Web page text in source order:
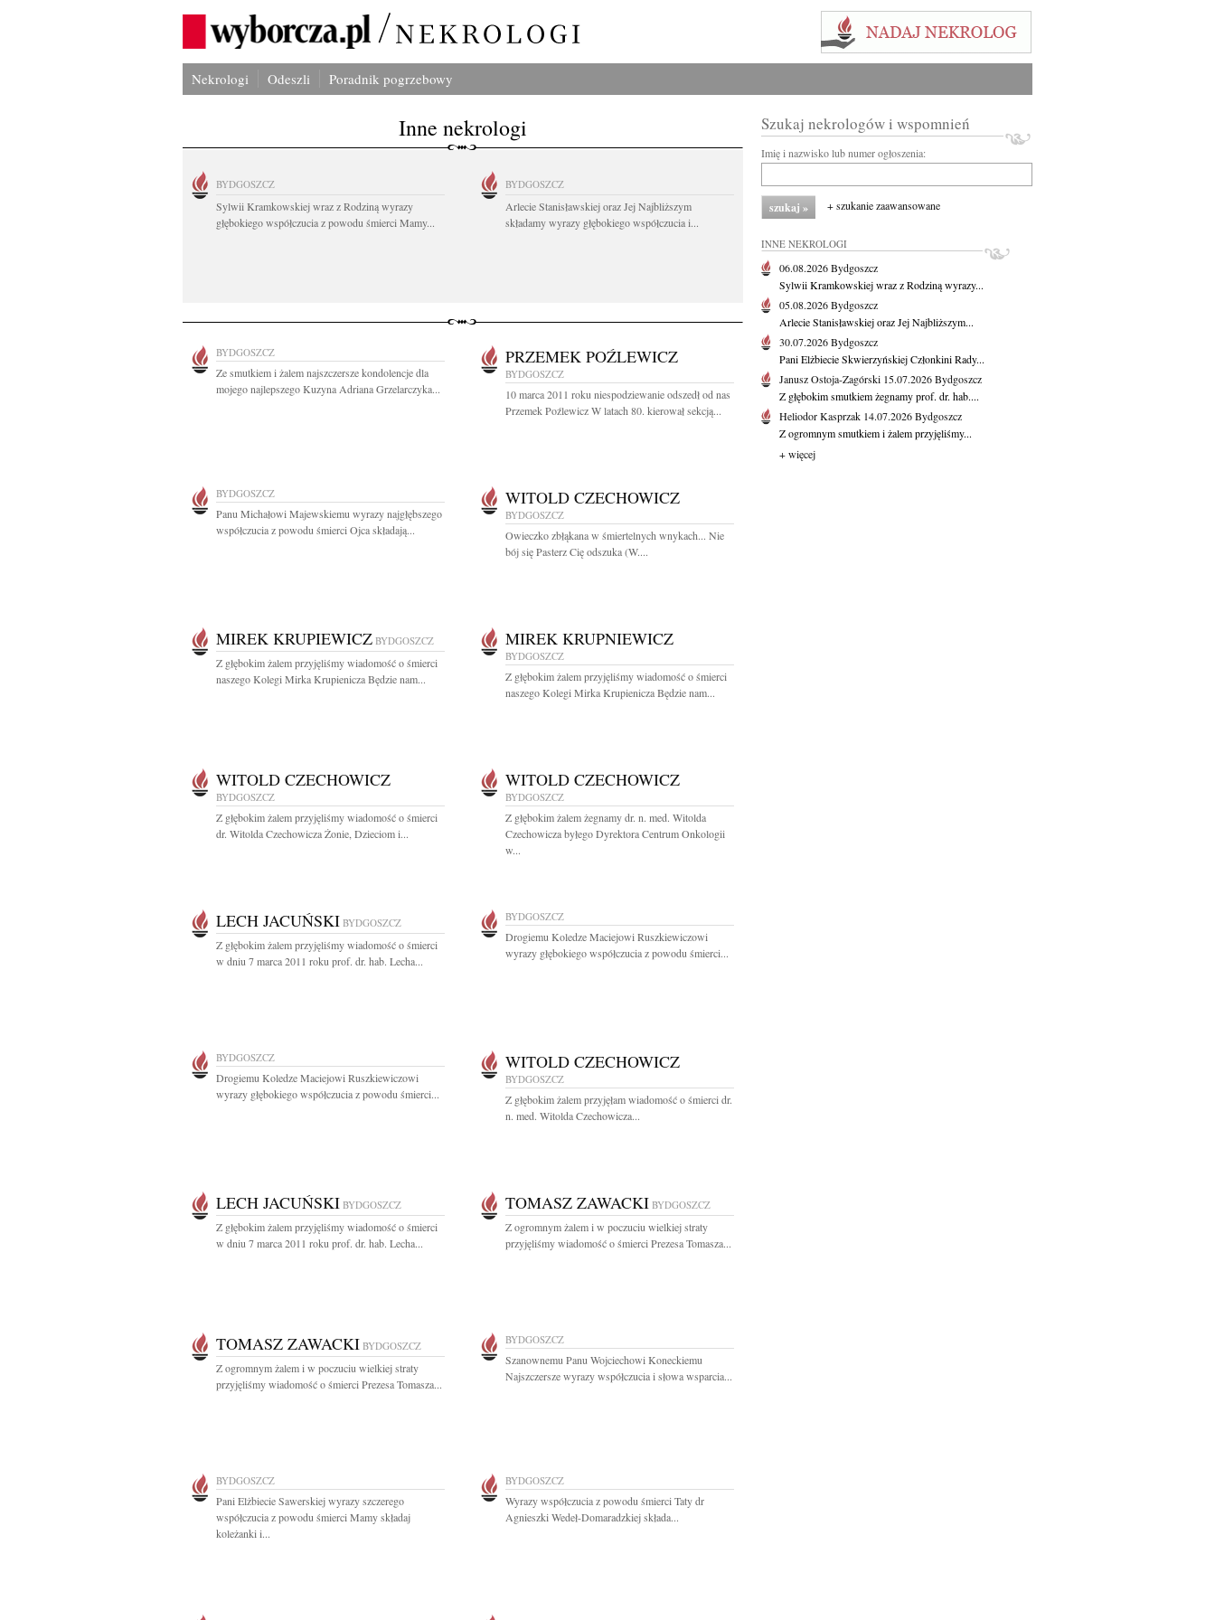
Nekrologi Odeszli Poradnik pogrzebowy
Inne nekrologi
BYDGOSZCZ
Sylwii Kramkowskiej wraz z Rodziną wyrazy
głębokiego współczucia z powodu śmierci Mamy...
BYDGOSZCZ
Arlecie Stanisławskiej oraz Jej Najbliższym
składamy wyrazy głębokiego współczucia i...
BYDGOSZCZ
Ze smutkiem i żalem najszczersze kondolencje dla
mojego najlepszego Kuzyna Adriana Grzelarczyka...
PRZEMEK POŹLEWICZ
BYDGOSZCZ
10 marca 2011 roku niespodziewanie odszedł od nas
Przemek Poźlewicz W latach 80. kierował sekcją...
BYDGOSZCZ
Panu Michałowi Majewskiemu wyrazy najgłębszego
współczucia z powodu śmierci Ojca składają...
WITOLD CZECHOWICZ
BYDGOSZCZ
Owieczko zbłąkana w śmiertelnych wnykach... Nie
bój się Pasterz Cię odszuka (W....
MIREK KRUPIEWICZ BYDGOSZCZ
Z głębokim żalem przyjęliśmy wiadomość o śmierci
naszego Kolegi Mirka Krupienicza Będzie nam...
MIREK KRUPNIEWICZ
BYDGOSZCZ
Z głębokim żalem przyjęliśmy wiadomość o śmierci
naszego Kolegi Mirka Krupienicza Będzie nam...
WITOLD CZECHOWICZ
BYDGOSZCZ
Z głębokim żalem przyjęliśmy wiadomość o śmierci
dr. Witolda Czechowicza Żonie, Dzieciom i...
WITOLD CZECHOWICZ
BYDGOSZCZ
Z głębokim żalem żegnamy dr. n. med. Witolda
Czechowicza byłego Dyrektora Centrum Onkologii
w...
LECH JACUŃSKI BYDGOSZCZ
Z głębokim żalem przyjęliśmy wiadomość o śmierci
w dniu 7 marca 2011 roku prof. dr. hab. Lecha...
BYDGOSZCZ
Drogiemu Koledze Maciejowi Ruszkiewiczowi
wyrazy głębokiego współczucia z powodu śmierci...
BYDGOSZCZ
Drogiemu Koledze Maciejowi Ruszkiewiczowi
wyrazy głębokiego współczucia z powodu śmierci...
WITOLD CZECHOWICZ
BYDGOSZCZ
Z głębokim żalem przyjęłam wiadomość o śmierci dr.
n. med. Witolda Czechowicza...
LECH JACUŃSKI BYDGOSZCZ
Z głębokim żalem przyjęliśmy wiadomość o śmierci
w dniu 7 marca 2011 roku prof. dr. hab. Lecha...
TOMASZ ZAWACKI BYDGOSZCZ
Z ogromnym żalem i w poczuciu wielkiej straty
przyjęliśmy wiadomość o śmierci Prezesa Tomasza...
TOMASZ ZAWACKI BYDGOSZCZ
Z ogromnym żalem i w poczuciu wielkiej straty
przyjęliśmy wiadomość o śmierci Prezesa Tomasza...
BYDGOSZCZ
Szanownemu Panu Wojciechowi Koneckiemu
Najszczersze wyrazy współczucia i słowa wsparcia...
BYDGOSZCZ
Pani Elżbiecie Sawerskiej wyrazy szczerego
współczucia z powodu śmierci Mamy składaj
koleżanki i...
BYDGOSZCZ
Wyrazy współczucia z powodu śmierci Taty dr
Agnieszki Wedeł-Domaradzkiej składa...
Szukaj nekrologów i wspomnień
Imię i nazwisko lub numer ogłoszenia:
+ szukanie zaawansowane
INNE NEKROLOGI
06.08.2026Bydgoszcz
Sylwii Kramkowskiej wraz z Rodziną wyrazy...
05.08.2026Bydgoszcz
Arlecie Stanisławskiej oraz Jej Najbliższym...
30.07.2026Bydgoszcz
Pani Elżbiecie Skwierzyńskiej Członkini Rady...
Janusz Ostoja-Zagórski 15.07.2026Bydgoszcz
Z głębokim smutkiem żegnamy prof. dr. hab....
Heliodor Kasprzak 14.07.2026Bydgoszcz
Z ogromnym smutkiem i żalem przyjęliśmy...
+ więcej